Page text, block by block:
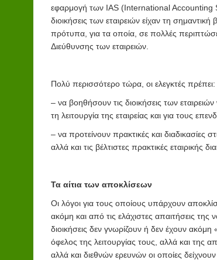
εφαρμογή των IAS (International Accounting
διοικήσεις των εταιρειών είχαν τη
πρότυπα, για τα οποία, σε πολλές
Διεύθυνσης των εταιρειών.
Πολύ περισσότερο τώρα, οι ελεγκτές πρέπει:
– να βοηθήσουν τις διοικήσεις των
τη λειτουργία της εταιρείας και για τους
– να προτείνουν πρακτικές και διαδικασίες
αλλά και τις βέλτιστες πρακτικές εταιρικής
Τα αίτια των αποκλίσεων
Οι λόγοι για τους οποίους υπάρχουν
ακόμη και από τις ελάχιστες απαιτήσεις της
διοικήσεις δεν γνωρίζουν ή δεν έχουν ακόμη
όφελος της λειτουργίας τους, αλλά και της
αλλά και διεθνών ερευνών οι οποίες